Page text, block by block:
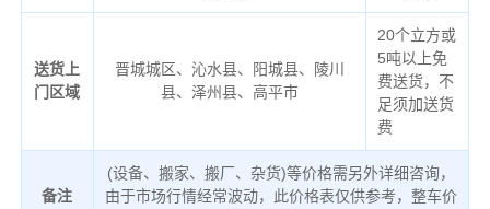
送货上
门区域
晋城城区、沁水县、阳城县、陵川
县、泽州县、高平市
20个立方或
5吨以上免
费送货，不
足须加送货
费
备注
(设备、搬家、搬厂、杂货)等价格需另外详细咨询，
由于市场行情经常波动，此价格表仅供参考，整车价